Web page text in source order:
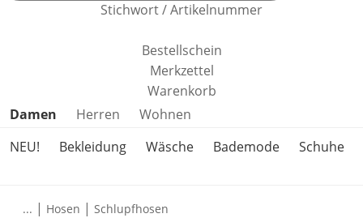
Stichwort / Artikelnummer
Bestellschein
Merkzettel
Warenkorb
Produktkategorien überspringen
Damen Herren
Wohnen
NEU!
Bekleidung Wäsche Bademode Schuhe
... | Hosen | Schlupfhosen